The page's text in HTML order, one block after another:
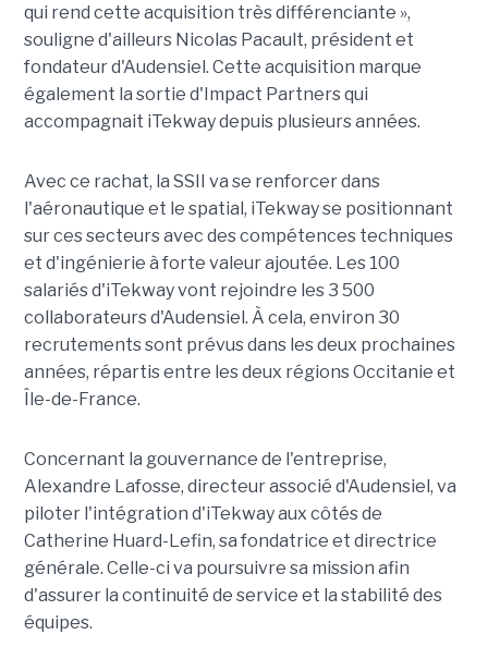
qui rend cette acquisition très différenciante »,
souligne d'ailleurs Nicolas Pacault, président et
fondateur d'Audensiel. Cette acquisition marque
également la sortie d'Impact Partners qui
accompagnait iTekway depuis plusieurs années.
Avec ce rachat, la SSII va se renforcer dans
l'aéronautique et le spatial, iTekway se positionnant
sur ces secteurs avec des compétences techniques
et d'ingénierie à forte valeur ajoutée. Les 100
salariés d'iTekway vont rejoindre les 3 500
collaborateurs d'Audensiel. À cela, environ 30
recrutements sont prévus dans les deux prochaines
années, répartis entre les deux régions Occitanie et
Île-de-France.
Concernant la gouvernance de l'entreprise,
Alexandre Lafosse, directeur associé d'Audensiel, va
piloter l'intégration d'iTekway aux côtés de
Catherine Huard-Lefin, sa fondatrice et directrice
générale. Celle-ci va poursuivre sa mission afin
d'assurer la continuité de service et la stabilité des
équipes.